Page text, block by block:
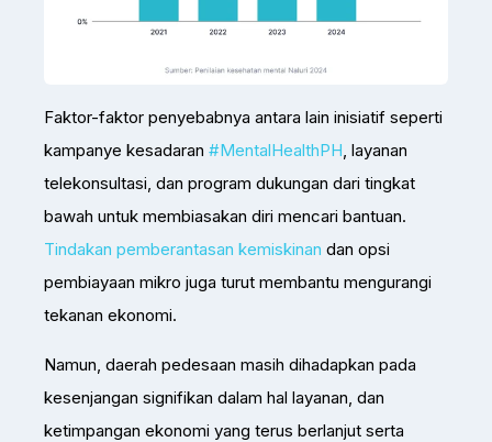
Faktor-faktor penyebabnya antara lain inisiatif seperti
kampanye kesadaran #MentalHealthPH , layanan
telekonsultasi, dan program dukungan dari tingkat
bawah untuk membiasakan diri mencari bantuan.
Tindakan pemberantasan kemiskinan dan opsi
pembiayaan mikro juga turut membantu mengurangi
tekanan ekonomi.
Namun, daerah pedesaan masih dihadapkan pada
kesenjangan signifikan dalam hal layanan, dan
ketimpangan ekonomi yang terus berlanjut serta